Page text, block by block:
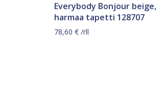
Everybody Bonjour beige,
harmaa tapetti 128707
78,60€ /rll